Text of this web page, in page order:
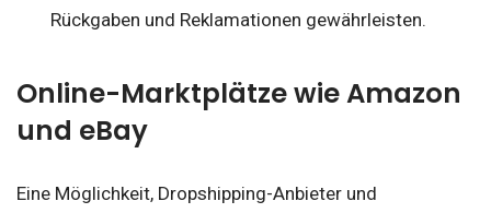
Rückgaben und Reklamationen gewährleisten.
Online-Marktplätze wie Amazon
und eBay
Eine Möglichkeit, Dropshipping-Anbieter und